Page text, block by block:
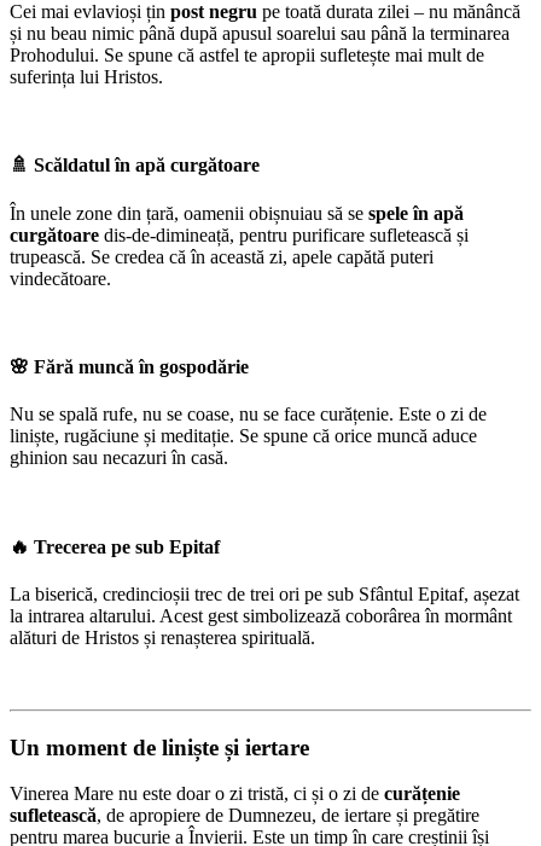
Cei mai evlavioși țin post negru pe toată durata zilei – nu mănâncă
și nu beau nimic până după apusul soarelui sau până la terminarea
Prohodului. Se spune că astfel te apropii sufletește mai mult de
suferința lui Hristos.
🚿 Scăldatul în apă curgătoare
În unele zone din țară, oamenii obișnuiau să se spele în apă
curgătoare dis-de-dimineață, pentru purificare sufletească și
trupească. Se credea că în această zi, apele capătă puteri
vindecătoare.
🌸 Fără muncă în gospodărie
Nu se spală rufe, nu se coase, nu se face curățenie. Este o zi de
liniște, rugăciune și meditație. Se spune că orice muncă aduce
ghinion sau necazuri în casă.
🔥 Trecerea pe sub Epitaf
La biserică, credincioșii trec de trei ori pe sub Sfântul Epitaf, așezat
la intrarea altarului. Acest gest simbolizează coborârea în mormânt
alături de Hristos și renașterea spirituală.
Un moment de liniște și iertare
Vinerea Mare nu este doar o zi tristă, ci și o zi de curățenie
sufletească, de apropiere de Dumnezeu, de iertare și pregătire
pentru marea bucurie a Învierii. Este un timp în care creștinii își